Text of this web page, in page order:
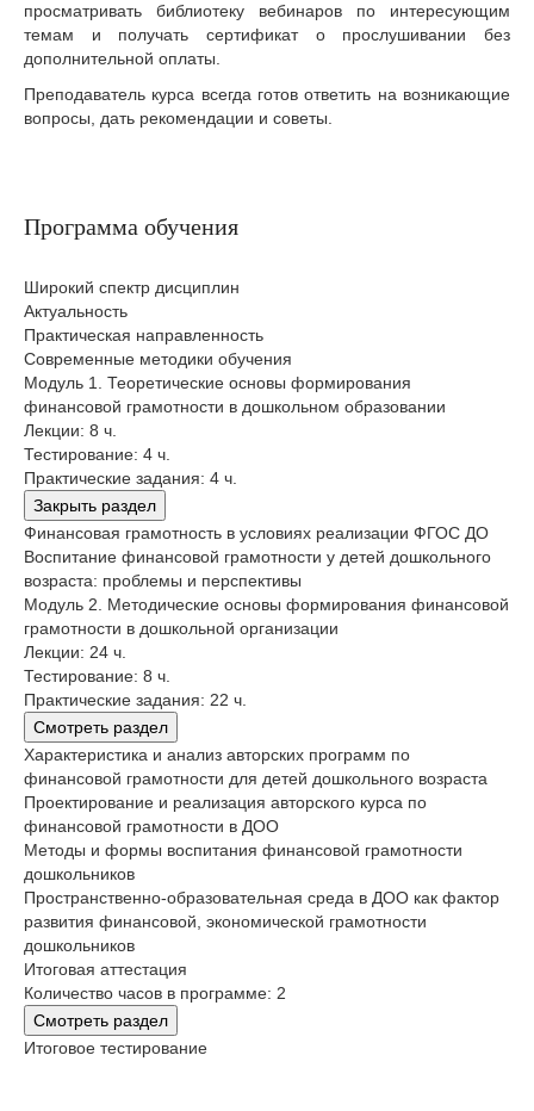
просматривать библиотеку вебинаров по интересующим
темам и получать сертификат о прослушивании без
дополнительной оплаты.
Преподаватель курса всегда готов ответить на возникающие
вопросы, дать рекомендации и советы.
Программа обучения
Широкий спектр дисциплин
Актуальность
Практическая направленность
Современные методики обучения
Модуль 1. Теоретические основы формирования
финансовой грамотности в дошкольном образовании
Лекции: 8 ч.
Тестирование: 4 ч.
Практические задания: 4 ч.
Закрыть раздел
Финансовая грамотность в условиях реализации ФГОС ДО
Воспитание финансовой грамотности у детей дошкольного
возраста: проблемы и перспективы
Модуль 2. Методические основы формирования финансовой
грамотности в дошкольной организации
Лекции: 24 ч.
Тестирование: 8 ч.
Практические задания: 22 ч.
Смотреть раздел
Характеристика и анализ авторских программ по
финансовой грамотности для детей дошкольного возраста
Проектирование и реализация авторского курса по
финансовой грамотности в ДОО
Методы и формы воспитания финансовой грамотности
дошкольников
Пространственно-образовательная среда в ДОО как фактор
развития финансовой, экономической грамотности
дошкольников
Итоговая аттестация
Количество часов в программе: 2
Смотреть раздел
Итоговое тестирование